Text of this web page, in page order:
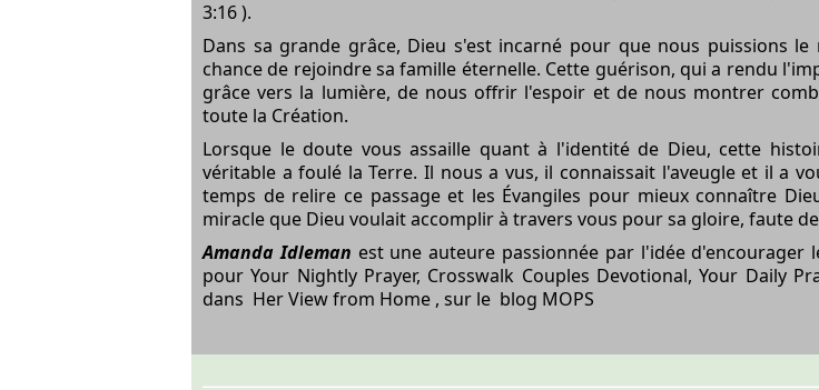
3:16).
Dans sa grande grâce, Dieu s'est incarné pour que nous puissions
chance de rejoindre sa famille éternelle. Cette guérison, qui a rendu
grâce vers la lumière, de nous offrir l'espoir et de nous montrer
toute la Création.
Lorsque le doute vous assaille quant à l'identité de Dieu, cette
véritable a foulé la Terre. Il nous a vus, il connaissait l'aveugle et il a
temps de relire ce passage et les Évangiles pour mieux connaître
miracle que Dieu voulait accomplir à travers vous pour sa gloire, faute
Amanda Idleman est une auteure passionnée par l'idée d'encourager
pour Your Nightly Prayer, Crosswalk Couples Devotional, Your Daily
dans Her View from Home , sur le blog MOPS